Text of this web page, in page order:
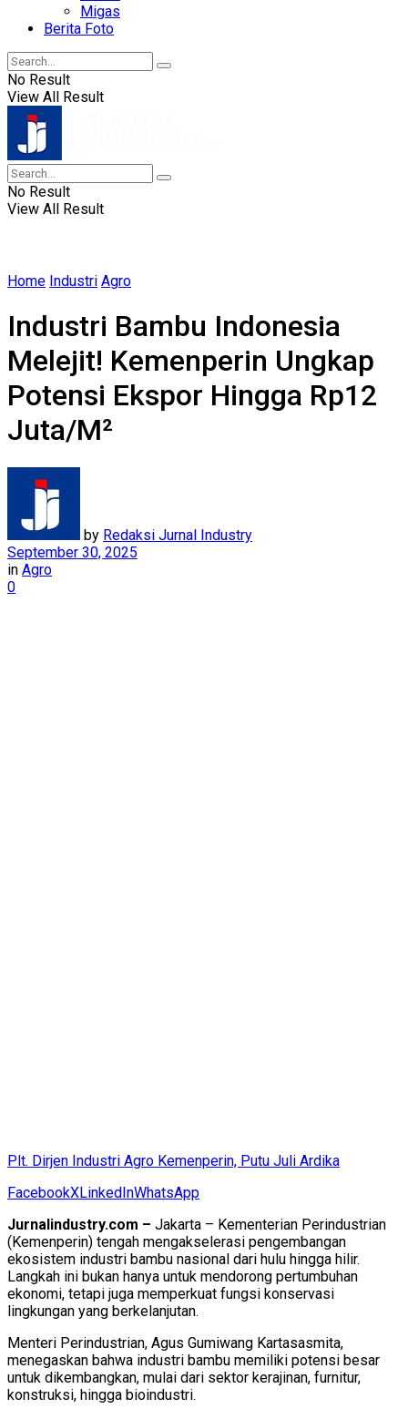
Migas
Berita Foto
No Result
View All Result
No Result
View All Result
Home Industri Agro
Industri Bambu Indonesia
Melejit! Kemenperin Ungkap
Potensi Ekspor Hingga Rp12
Juta/M²
by Redaksi Jurnal Industry
September 30, 2025
in Agro
0
Plt. Dirjen Industri Agro Kemenperin, Putu Juli Ardika
FacebookXLinkedInWhatsApp
Jurnalindustry.com – Jakarta – Kementerian Perindustrian
(Kemenperin) tengah mengakselerasi pengembangan
ekosistem industri bambu nasional dari hulu hingga hilir.
Langkah ini bukan hanya untuk mendorong pertumbuhan
ekonomi, tetapi juga memperkuat fungsi konservasi
lingkungan yang berkelanjutan.
Menteri Perindustrian, Agus Gumiwang Kartasasmita,
menegaskan bahwa industri bambu memiliki potensi besar
untuk dikembangkan, mulai dari sektor kerajinan, furnitur,
konstruksi, hingga bioindustri.